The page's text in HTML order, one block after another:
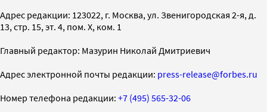
Адрес редакции: 123022, г. Москва, ул. Звенигородская 2-я, д.
13, стр. 15, эт. 4, пом. X, ком. 1
Главный редактор: Мазурин Николай Дмитриевич
Адрес электронной почты редакции: press-release@forbes.ru
Номер телефона редакции: +7 (495) 565-32-06